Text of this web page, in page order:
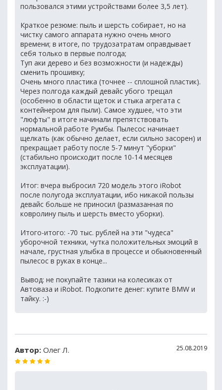
пользовался этими устройствами более 3,5 лет).
Краткое резюме: пыль и шерсть собирает, но на
чистку самого аппарата нужно очень много
времени; в итоге, по трудозатратам оправдывает
себя только в первые полгода;
Туп аки дерево и без возможности (и надежды)
сменить прошивку;
Очень много пластика (точнее -- сплошной пластик).
Через полгода каждый девайс убого трещал
(особенно в области щеток и стыка агрегата с
контейнером для пыли). Самое худшее, что эти
"люфты" в итоге начинали препятствовать
нормальной работе Румбы. Пылесос начинает
щелкать (как обычно делает, если сильно засорен) и
прекращает работу после 5-7 минут "уборки"
(стабильно происходит после 10-14 месяцев
эксплуатации).
Итог: вчера выбросил 720 модель этого iRobot
после полугода эксплуатации, ибо никакой пользы
девайс больше не приносил (размазанная по
ковролину пыль и шерсть вместо уборки).
Итого-итого: -70 тыс. рублей на эти "чудеса"
уборочной техники, чутка положительных эмоций в
начале, грустная улыбка в процессе и обыкновенный
пылесос в руках в конце...
Вывод: не покупайте тазики на колесиках от
Автоваза и iRobot. Подкопите денег: купите BMW и
тайку. :-)
Автор: Олег Л. 25.08.2019